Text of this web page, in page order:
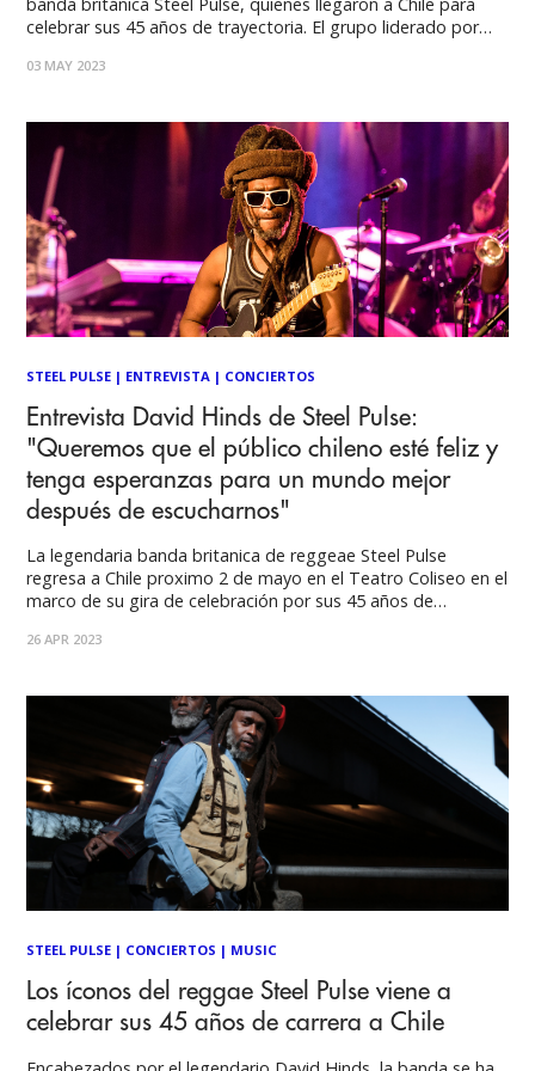
celebrar sus 45 años de trayectoria. El grupo liderado por
se acercó al recinto capitalino en buen número
03 MAY 2023
STEEL PULSE | ENTREVISTA | CONCIERTOS
Entrevista David Hinds de Steel Pulse:
"Queremos que el público chileno esté feliz y
tenga esperanzas para un mundo mejor
después de escucharnos"
La legendaria banda britanica de reggeae Steel Pulse
regresa a Chile proximo 2 de mayo en el Teatro Coliseo en el
marco de su gira de celebración por sus 45 años de
con el lider de la banda David Hinds quien nos contó
26 APR 2023
STEEL PULSE | CONCIERTOS | MUSIC
Los íconos del reggae Steel Pulse viene a
celebrar sus 45 años de carrera a Chile